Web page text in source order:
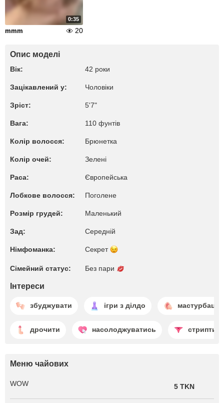
0:35
mmm 20
Опис моделі
Вік: 42 роки
Зацікавлений у: Чоловіки
Зріст: 5'7"
Вага: 110 фунтів
Колір волосся: Брюнетка
Колір очей: Зелені
Раса: Європейська
Лобкове волосся: Поголене
Розмір грудей: Маленький
Зад: Середній
Німфоманка: Секрет
Сімейний статус: Без пари
Інтереси
збуджувати ігри з ділдо мастурбація
дрочити насолоджуватись стриптиз
Меню чайових
WOW 5 TKN